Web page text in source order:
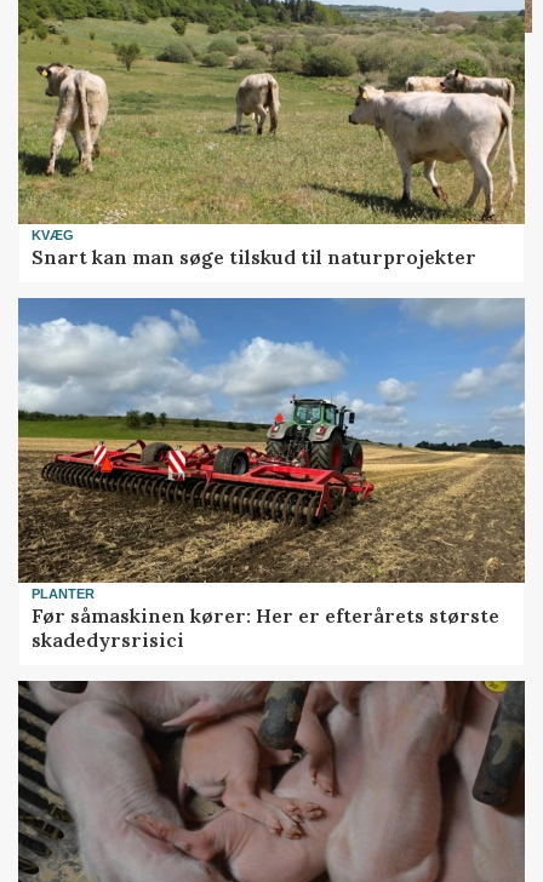
KVÆG
Snart kan man søge tilskud til naturprojekter
PLANTER
Før såmaskinen kører: Her er efterårets største
skadedyrsrisici